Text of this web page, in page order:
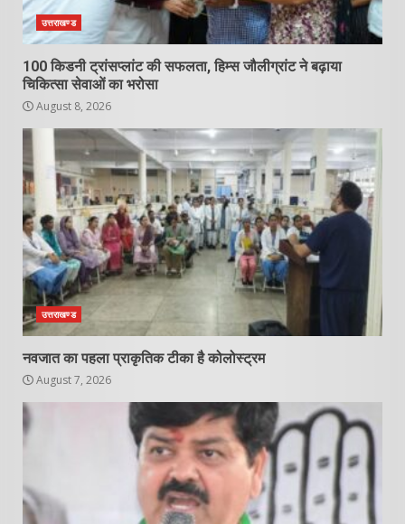
उत्तराखण्ड
100 किडनी ट्रांसप्लांट की सफलता, हिम्स जौलीग्रांट ने बढ़ाया
चिकित्सा सेवाओं का भरोसा
August 8, 2026
उत्तराखण्ड
नवजात का पहला प्राकृतिक टीका है कोलोस्ट्रम
August 7, 2026